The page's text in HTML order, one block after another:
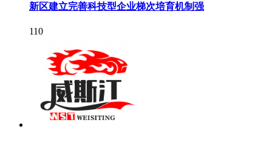
新区建立完善科技型企业梯次培育机制强
110